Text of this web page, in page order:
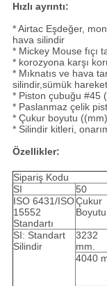
Hızlı ayrıntı:
* Airtac Eşdeğer,
hava silindir
* Mickey Mouse fıçı
* korozyona karşı
* Mıknatıs ve hava
silindir,sümük hareket
* Piston çubuğu #45
* Paslanmaz çelik
* Çukur boyutu
* Silindir kitleri,
Özellikler:
Sipariş Kodu
SI
50
ISO 6431/ISO
15552
Standartı
Çukur
Boyutu
SI: Standart
Silindir
3232
mm.
4040